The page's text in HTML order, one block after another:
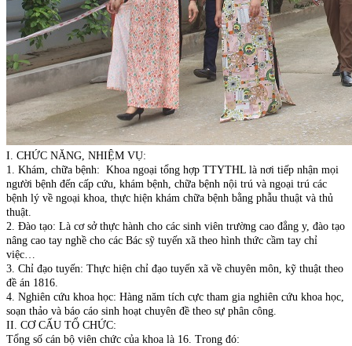
I. CHỨC NĂNG, NHIỆM VỤ:
1. Khám, chữa bệnh: Khoa ngoại tổng hợp TTYTHL là nơi tiếp nhận mọi
người bệnh đến cấp cứu, khám bệnh, chữa bệnh nội trú và ngoại trú các
bệnh lý về ngoại khoa, thực hiện khám chữa bệnh bằng phẫu thuật và thủ
thuật.
2. Đào tạo: Là cơ sở thực hành cho các sinh viên trường cao đẳng y, đào tạo
nâng cao tay nghề cho các Bác sỹ tuyến xã theo hình thức cầm tay chỉ
việc…
3. Chỉ đạo tuyến: Thực hiện chỉ đạo tuyến xã về chuyên môn, kỹ thuật theo
đề án 1816.
4. Nghiên cứu khoa học: Hàng năm tích cực tham gia nghiên cứu khoa học,
soạn thảo và báo cáo sinh hoạt chuyên đề theo sự phân công.
II. CƠ CẤU TỔ CHỨC:
Tổng số cán bộ viên chức của khoa là 16. Trong đó: